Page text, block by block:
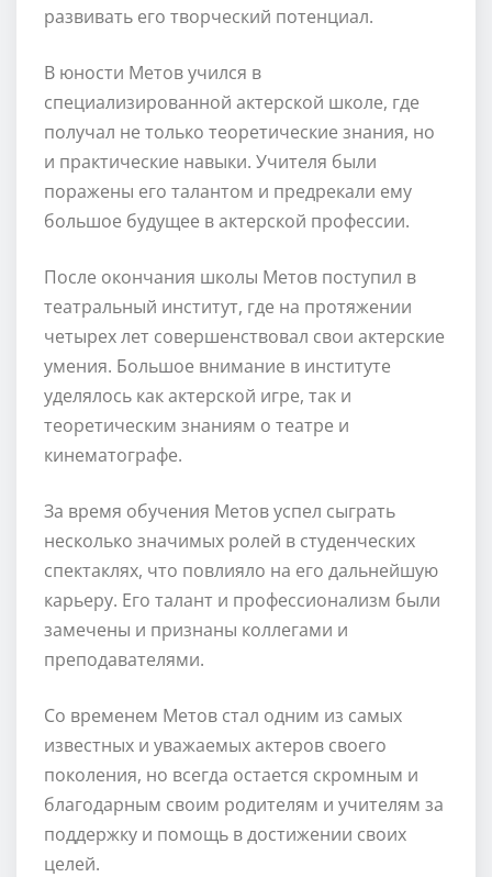
развивать его творческий потенциал.
В юности Метов учился в
специализированной актерской школе, где
получал не только теоретические знания, но
и практические навыки. Учителя были
поражены его талантом и предрекали ему
большое будущее в актерской профессии.
После окончания школы Метов поступил в
театральный институт, где на протяжении
четырех лет совершенствовал свои актерские
умения. Большое внимание в институте
уделялось как актерской игре, так и
теоретическим знаниям о театре и
кинематографе.
За время обучения Метов успел сыграть
несколько значимых ролей в студенческих
спектаклях, что повлияло на его дальнейшую
карьеру. Его талант и профессионализм были
замечены и признаны коллегами и
преподавателями.
Со временем Метов стал одним из самых
известных и уважаемых актеров своего
поколения, но всегда остается скромным и
благодарным своим родителям и учителям за
поддержку и помощь в достижении своих
целей.